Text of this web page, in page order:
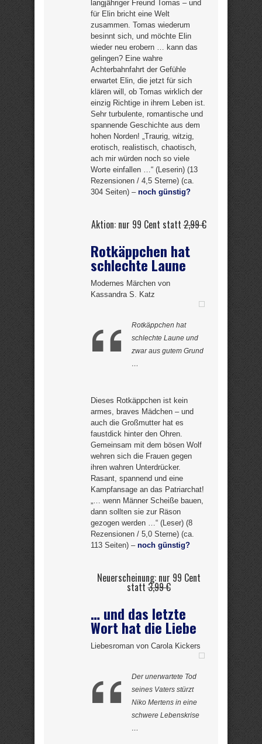
langjähriger Freund Tomas – und
für Elin bricht eine Welt
zusammen. Tomas wiederum
besinnt sich, und möchte Elin
wieder neu erobern … kann das
gelingen? Eine wahre
Achterbahnfahrt der Gefühle
erwartet Elin, die jetzt für sich
klären will, ob Tomas wirklich der
einzig Richtige in ihrem Leben ist.
Sehr turbulente, romantische und
spannende Geschichte aus dem
hohen Norden! „Traurig, witzig,
erotisch, realistisch, chaotisch,
ach mir würden noch so viele
Worte einfallen …“ (Leserin) (13
Rezensionen / 4,5 Sterne) (ca.
304 Seiten) – noch günstig?
Aktion: nur 99 Cent statt2,99 €
Rotkäppchen hat
schlechte Laune
Modernes Märchen von
Kassandra S. Katz
Rotkäppchen hat
schlechte Laune und
zwar aus gutem Grund
…
Dieses Rotkäppchen ist kein
armes, braves Mädchen – und
auch die Großmutter hat es
faustdick hinter den Ohren.
Gemeinsam mit dem bösen Wolf
wehren sich die Frauen gegen
ihren wahren Unterdrücker.
Rasant, spannend und eine
Kampfansage an das Patriarchat!
„… wenn Männer Scheiße bauen,
dann sollten sie zur Räson
gezogen werden …“ (Leser) (8
Rezensionen / 5,0 Sterne) (ca.
113 Seiten) – noch günstig?
Neuerscheinung: nur 99 Cent
statt3,99 €
… und das letzte
Wort hat die Liebe
Liebesroman von Carola Kickers
Der unerwartete Tod
seines Vaters stürzt
Niko Mertens in eine
schwere Lebenskrise
…